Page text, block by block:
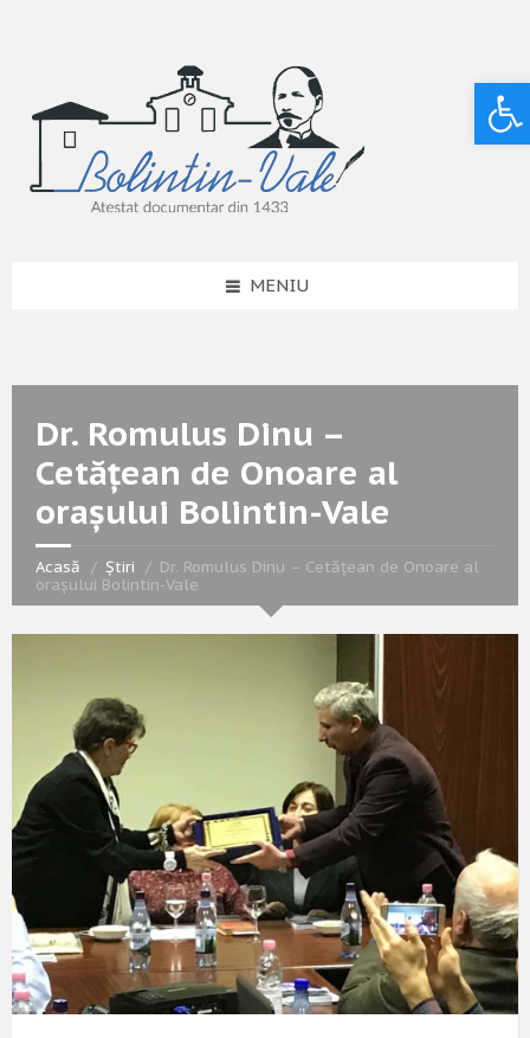
MENIU
Dr. Romulus Dinu –
Cetățean de Onoare al
orașului Bolintin-Vale
Acasă Știri
Dr. Romulus Dinu – Cetățean de Onoare al
orașului Bolintin-Vale
Deschide bara de unelte